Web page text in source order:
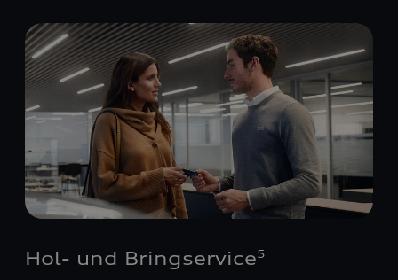
Hol- und Bringservice5